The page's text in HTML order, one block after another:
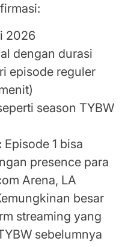
2026
dengan durasi
episode reguler
season TYBW
Episode 1 bisa
presence para
Arena, LA
besar
streaming yang
sebelumnya